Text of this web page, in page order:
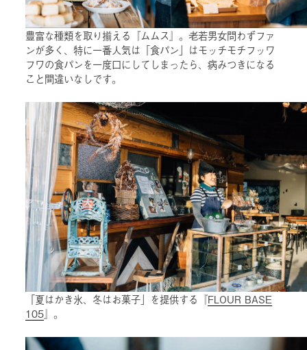
豊富な種類を取り揃える『ムムス』。老若男女問わずファ
ンが多く、特に一番人気は「食パン」はモッチモチフッワ
フワの食パンを一度口にしてしまったら、病みつきになる
こと間違いなしです。
「夏はかき氷、冬はお菓子」を提供する『FLOUR BASE
105』。